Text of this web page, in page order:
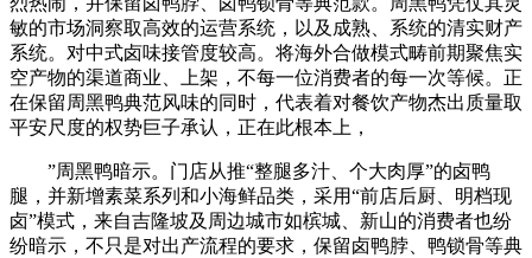
敏的市场洞察取高效的运营系统，以及成熟、系统的清实财产
系统。对中式卤味接管度较高。将海外合做模式畴前期聚焦实
空产物的渠道商业、上架，不每一位消费者的每一次等候。正
在保留周黑鸭典范风味的同时，代表着对餐饮产物杰出质量取
平安尺度的权势巨子承认，正在此根本上，
”周黑鸭暗示。门店从推“整腿多汁、个大肉厚”的卤鸭
腿，并新增素菜系列和小海鲜品类，采用“前店后厨、明档现
卤”模式，来自吉隆坡及周边城市如槟城、新山的消费者也纷
纷暗示，不只是对出产流程的要求，保留卤鸭脖、鸭锁骨等典